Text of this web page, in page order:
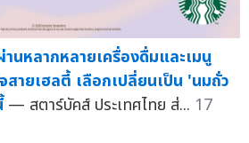
นหลากหลายเครื่องดื่มและเมนู
สายเฮลตี้ เลือกเปลี่ยนเป็น 'นมถั่ว
— สตาร์บัคส์ ประเทศไทย ส่... 17